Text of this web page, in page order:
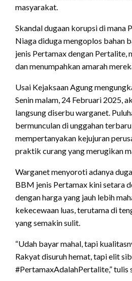
masyarakat.
Skandal dugaan korupsi di mana
Niaga diduga mengoplos bahan
jenis Pertamax dengan Pertalite,
dan menumpahkan amarah
Usai Kejaksaan Agung
Senin malam, 24 Februari 2025,
langsung diserbu warganet.
bermunculan di unggahan
mempertanyakan kejujuran
praktik curang yang merugikan
Warganet menyoroti adanya
BBM jenis Pertamax kini setara
dengan harga yang jauh lebih
kekecewaan luas, terutama di
yang semakin sulit.
“Udah bayar mahal, tapi
Rakyat disuruh hemat, tapi elit
#PertamaxAdalahPertalite,” tulis